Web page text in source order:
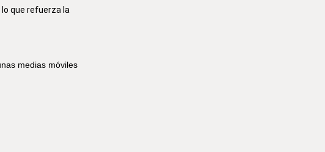
que refuerza la
medias móviles